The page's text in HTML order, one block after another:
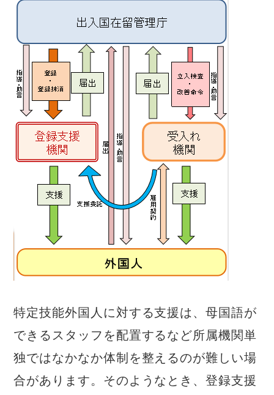
特定技能外国人に対する支援は、母国語が
できるスタッフを配置するなど所属機関単
独ではなかなか体制を整えるのが難しい場
合があります。そのようなとき、登録支援